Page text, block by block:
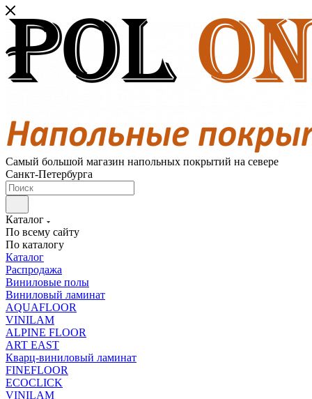
Самый большой магазин напольных покрытий на севере
Санкт-Петербурга
Каталог
По всему сайту
По каталогу
Каталог
Распродажа
Виниловые полы
Виниловый ламинат
AQUAFLOOR
VINILAM
ALPINE FLOOR
ART EAST
Кварц-виниловый ламинат
FINEFLOOR
ECOCLICK
VINILAM